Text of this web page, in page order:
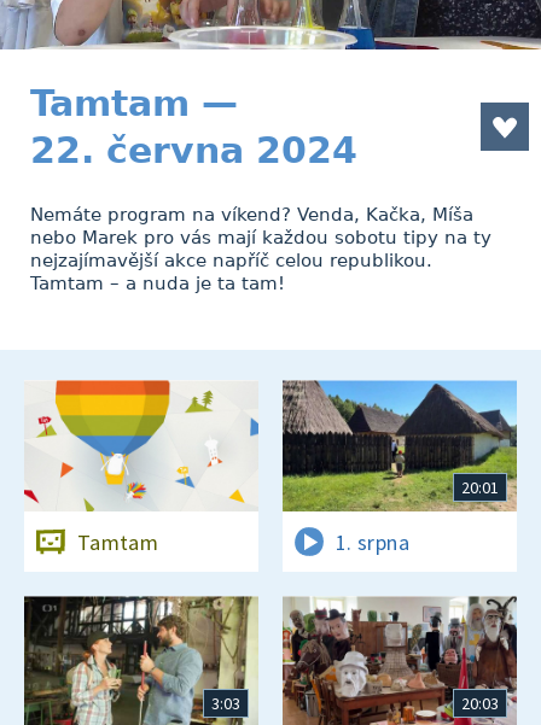
Tamtam —
22. června 2024
Nemáte program na víkend? Venda, Kačka, Míša
nebo Marek pro vás mají každou sobotu tipy na ty
nejzajímavější akce napříč celou republikou.
Tamtam – a nuda je ta tam!
Tamtam
20:01
1. srpna
3:03 20:03